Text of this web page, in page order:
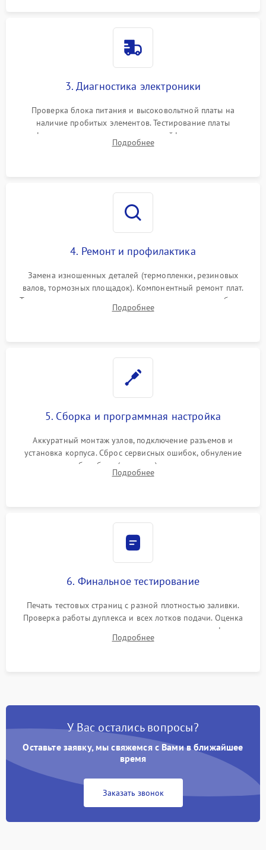
3. Диагностика электроники
Проверка блока питания и высоковольтной платы на
наличие пробитых элементов. Тестирование платы
форматирования, целостности шлейфов, контактов
картриджа и оптопар (датчиков прохождения и наличия
Подробнее
4. Ремонт и профилактика
Замена изношенных деталей (термопленки, резиновых
валов, тормозных площадок). Компонентный ремонт плат.
Тщательная очистка тракта печати, контактов и линз блока
лазера (LSU) от просыпанного тонера и пыли.
Подробнее
5. Сборка и программная настройка
Аккуратный монтаж узлов, подключение разъемов и
установка корпуса. Сброс сервисных ошибок, обнуление
счетчиков абсорбера (памперса) или узла переноса,
обновление прошивки и программная калибровка аппарата.
Подробнее
6. Финальное тестирование
Печать тестовых страниц с разной плотностью заливки.
Проверка работы дуплекса и всех лотков подачи. Оценка
качества запекания тонера и полное отсутствие дефектов
изображения перед выдачей готового устройства.
Подробнее
У Вас остались вопросы?
Оставьте заявку, мы свяжемся с Вами в ближайшее
время
Заказать звонок